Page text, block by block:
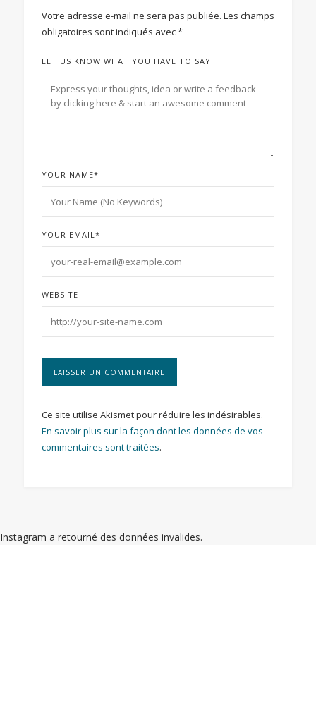
Votre adresse e-mail ne sera pas publiée. Les champs
obligatoires sont indiqués avec*
LET US KNOW WHAT YOU HAVE TO SAY:
YOUR NAME*
YOUR EMAIL*
WEBSITE
Ce site utilise Akismet pour réduire les indésirables.
En savoir plus sur la façon dont les données de vos
commentaires sont traitées.
Instagram a retourné des données invalides.